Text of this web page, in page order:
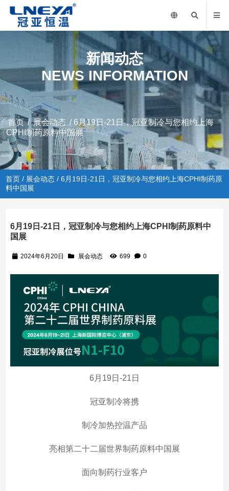
新闻动态
NEWS INFORMATION
首页/展会动态 / 6月19日-21日，冠亚制冷与您相约上海
CPHI制药原料中国展
首页 / 展会动态 / 6月19日-21日，冠亚制冷与您相约上海CPHI制药原
料中国展
6月19日-21日，冠亚制冷与您相约上海CPHI制药原料中
国展
2024年6月20日 展会动态 699 0
6月19日-21日
冠亚制冷将携
制冷加热控温产品
亮相第二十二届世界制药原料中国展
面向制药行业客户